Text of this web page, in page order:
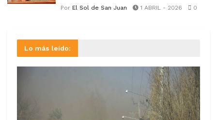
Por El Sol de San Juan 1 ABRIL - 2026 0
Lo más leído: